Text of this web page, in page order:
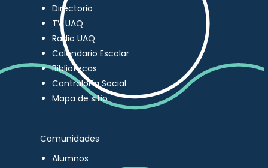
Directorio
TV UAQ
Radio UAQ
Calendario Escolar
Bibliotecas
Contraloría Social
Mapa de sitio
Comunidades
Alumnos